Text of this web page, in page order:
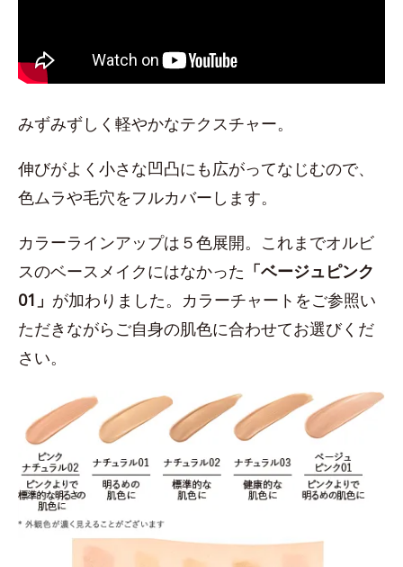
みずみずしく軽やかなテクスチャー。
伸びがよく小さな凹凸にも広がってなじむので、
色ムラや毛穴をフルカバーします。
カラーラインアップは５色展開。これまでオルビ
スのベースメイクにはなかった 「ベージュピンク
01」 が加わりました。カラーチャートをご参照い
ただきながらご自身の肌色に合わせてお選びくだ
さい。